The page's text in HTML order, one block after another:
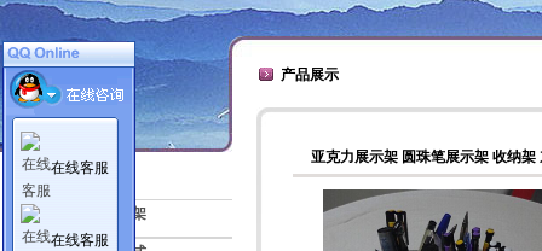
产品展示
各类产品展示架
产品展示
亚克力展示架 圆珠笔展示架 收纳架
在线客服
在线客服